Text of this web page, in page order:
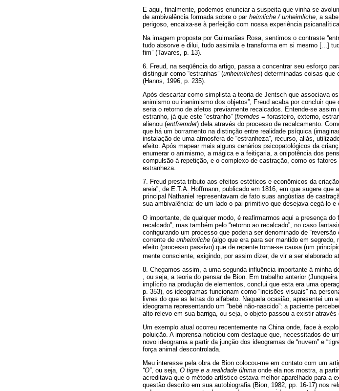
E aqui, finalmente, podemos enunciar a suspeita que vinha se
de ambivalência formada sobre o par heimliche / unheimliche , a
perigoso, encaixa-se à perfeição com nossa experiência
Na imagem proposta por Guimarães Rosa, sentimos o contraste
tudo absorve e dilui, tudo assimila e transforma em si mesmo [...]
fim” (Tavares, p. 13).
6. Freud, na seqüência do artigo, passa a concentrar seu esforço
distinguir como “estranhas” (unheimliches) determinadas coisas que
(Hanns, 1996, p. 235).
Após descartar como simplista a teoria de Jentsch que associava
animismo ou inanimismo dos objetos”, Freud acaba por concluir
seria o retorno de afetos previamente recalcados. Entende-se
estranho, já que este “estranho” (fremdes = forasteiro, externo,
alienou (entfremdet) dela através do processo de recalcamento.
que há um borramento na distinção entre realidade psíquica
instalação de uma atmosfera de “estranheza”, recurso, aliás,
efeito. Após mapear mais alguns cenários psicopatológicos da
enumerar o animismo, a mágica e a feitiçaria, a onipotência dos
compulsão à repetição, e o complexo de castração, como os
estranheza.
7. Freud presta tributo aos efeitos estéticos e econômicos da
areia”, de E.T.A. Hoffmann, publicado em 1816, em que sugere
principal Nathaniel representavam de fato suas angústias de
sua ambivalência: de um lado o pai primitivo que desejava cegá-lo
O importante, de qualquer modo, é reafirmarmos aqui a presença
recalcado”, mas também pelo “retorno ao recalcado”, no caso
configurando um processo que poderia ser denominado de
corrente de unheimliche (algo que era para ser mantido em
efeito (processo passivo) que de repente torna-se causa (um
mente consciente, exigindo, por assim dizer, de vir a ser elaborado
8. Chegamos assim, a uma segunda influência importante à minha
, ou seja, a teoria do pensar de Bion. Em trabalho anterior
implícito na produção de elementos, conclui que esta era uma
p. 353), os ideogramas funcionam como “incisões visuais” na
livres do que as letras do alfabeto. Naquela ocasião, apresentei
ideograma representando um “bebê não-nascido”: a paciente
alto-relevo em sua barriga, ou seja, o objeto passou a existir através
Um exemplo atual ocorreu recentemente na China onde, face à
poluição. A imprensa noticiou com destaque que, necessitados de
novo ideograma a partir da junção dos ideogramas de “nuvem” e
força animal descontrolada.
Meu interesse pela obra de Bion colocou-me em contato com um
“O”, ou seja, O tigre e a realidade última onde ela nos mostra, a
acreditava que o método artístico estava melhor aparelhado para a
questão descrito em sua autobiografia (Bion, 1982, pp. 16-17) nos